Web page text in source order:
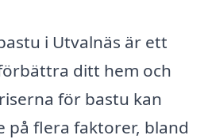
i Utvalnäs är ett
ditt hem och
för bastu kan
på flera faktorer, bland